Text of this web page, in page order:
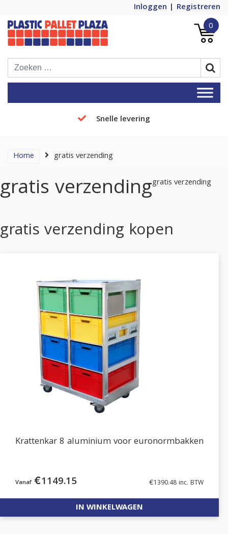
Inloggen
Registreren
Plastic Pallet Plaza
Plastic Pallets Plaza, de nummer 1 in
Europa!
0
Snelle levering
Home gratis verzending
gratis verzendinggratis verzending
gratis verzending kopen
Krattenkar 8 aluminium voor euronormbakken
€1149.15 €1390.48 inc. BTW
IN WINKELWAGEN